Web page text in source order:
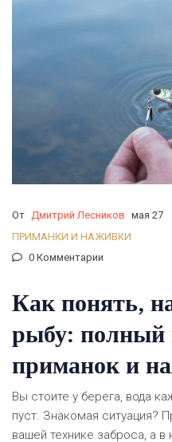
От Дмитрий Лесников мая 27
ПРИМАНКИ И НАЖИВКИ
0 Комментарии
Как понять,
рыбу: полный
приманок и
Вы стоите у берега, вода
пуст. Знакомая ситуация?
вашей технике заброса, а